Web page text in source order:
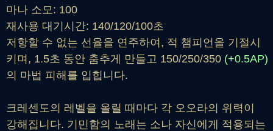
마나 소모: 100
재사용 대기시간: 140/120/100초
저항할 수 없는 선율을 연주하여, 적 챔피언을 기절시
키며, 1.5초 동안 춤추게 만들고 150/250/350 (+0.5AP)
의 마법 피해를 입힙니다.
크레센도의 레벨을 올릴 때마다 각 오오라의 위력이
강해집니다. 기민함의 노래는 소나 자신에게 적용되는